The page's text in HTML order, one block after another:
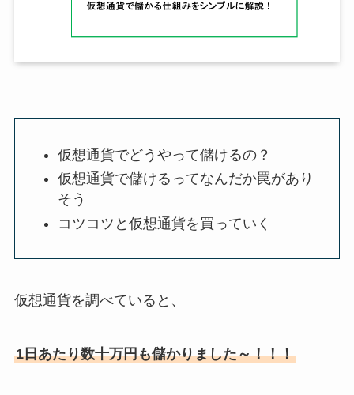
仮想通貨でどうやって儲けるの？
仮想通貨で儲けるってなんだか罠があり
そう
コツコツと仮想通貨を買っていく
仮想通貨を調べていると、
1日あたり数十万円も儲かりました～！！！